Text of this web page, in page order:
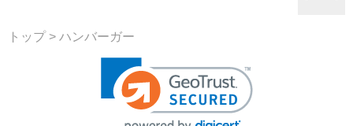
トップ> ハンバーガー